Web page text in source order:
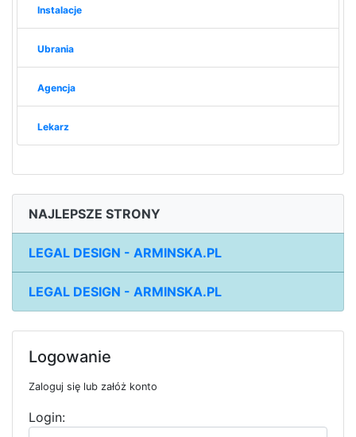
Instalacje
Ubrania
Agencja
Lekarz
NAJLEPSZE STRONY
LEGAL DESIGN - ARMINSKA.PL
LEGAL DESIGN - ARMINSKA.PL
Logowanie
Zaloguj się lub załóż konto
Login: